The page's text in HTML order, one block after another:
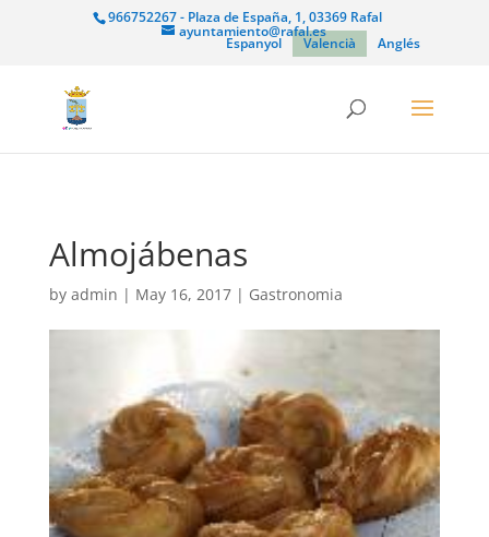
966752267 - Plaza de España, 1, 03369 Rafal
ayuntamiento@rafal.es
Espanyol Valencià Anglés
Almojábenas
by admin | May 16, 2017| Gastronomia